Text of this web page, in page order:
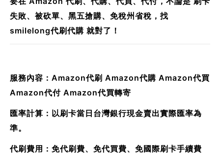
失敗、被砍單、黑五搶購、免稅州省稅，找
smilelong代刷代購 就對了！
服務內容：Amazon代刷 Amazon代購 Amazon代買
Amazon代付 Amazon代買轉寄
匯率計算：以刷卡當日台灣銀行現金賣出實際匯率為
準。
代刷費用：免代刷費、免代買費、免國際刷卡手續費